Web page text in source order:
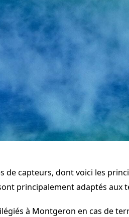
de capteurs, dont voici les
principalement adaptés aux
à Montgeron en cas de